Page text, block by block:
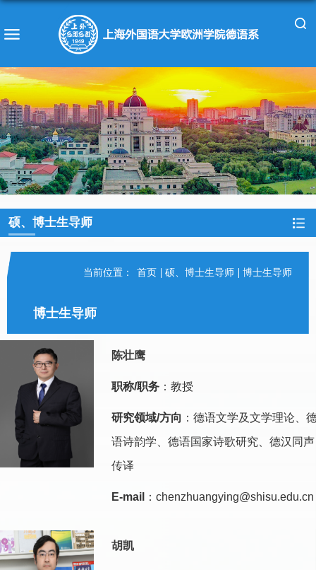
硕、博士生导师
当前位置： 首页 硕、博士生导师 博士生导师
博士生导师
陈壮鹰
职称/职务 ：教授
研究领域/方向 ：德语文学及文学理论、
语诗韵学、德语国家诗歌研究、德汉同声
传译
E-mail ：chenzhuangying@shisu.edu.cn
胡凯